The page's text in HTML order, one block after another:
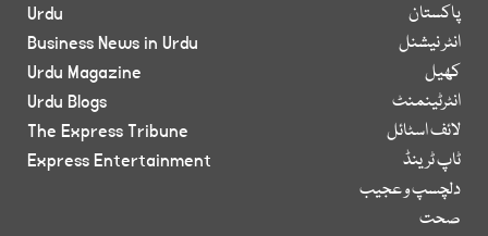
پاکستان
انٹر نیشنل
کھیل
انٹرٹینمنٹ
لائف اسٹائل
ٹاپ ٹرینڈ
دلچسپ و عجیب
صحت
Urdu
Business News in Urdu
Urdu Magazine
Urdu Blogs
The Express Tribune
Express Entertainment